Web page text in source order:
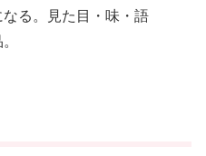
る。見た目・味・語